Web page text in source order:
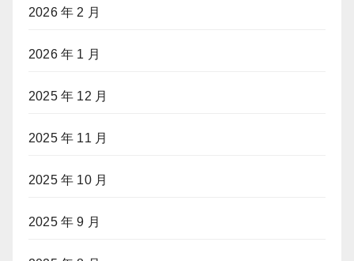
2026 年 2 月
2026 年 1 月
2025 年 12 月
2025 年 11 月
2025 年 10 月
2025 年 9 月